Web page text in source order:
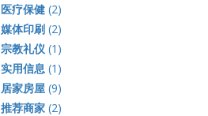
医疗保健(2)
媒体印刷(2)
宗教礼仪(1)
实用信息 (1)
居家房屋(9)
推荐商家(2)